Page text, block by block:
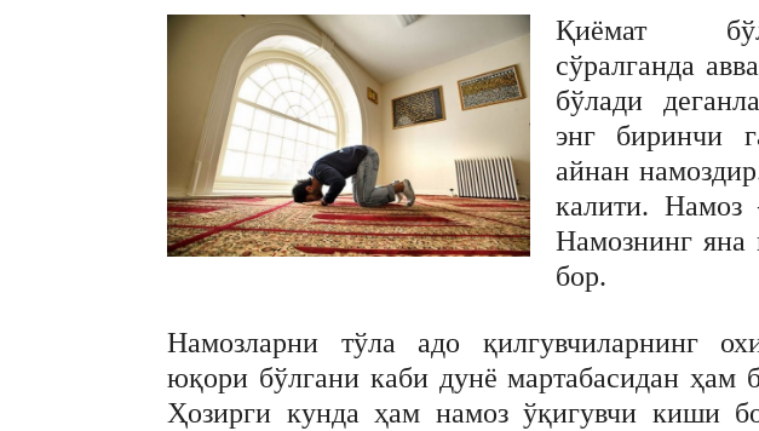
Қиёмат
сўралганда
бўлади
энг биринчи
айнан
калити. Намоз
Намознинг яна
бор.
Намозларни тўла адо қилгувчиларнинг
юқори бўлгани каби дунё мартабасидан ҳам
Ҳозирги кунда ҳам намоз ўқигувчи киши